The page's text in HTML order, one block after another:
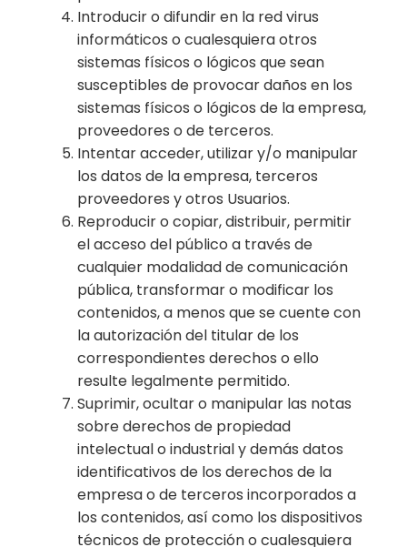
Introducir o difundir en la red virus
informáticos o cualesquiera otros
sistemas físicos o lógicos que sean
susceptibles de provocar daños en los
sistemas físicos o lógicos de la empresa,
proveedores o de terceros.
Intentar acceder, utilizar y/o manipular
los datos de la empresa, terceros
proveedores y otros Usuarios.
Reproducir o copiar, distribuir, permitir
el acceso del público a través de
cualquier modalidad de comunicación
pública, transformar o modificar los
contenidos, a menos que se cuente con
la autorización del titular de los
correspondientes derechos o ello
resulte legalmente permitido.
Suprimir, ocultar o manipular las notas
sobre derechos de propiedad
intelectual o industrial y demás datos
identificativos de los derechos de la
empresa o de terceros incorporados a
los contenidos, así como los dispositivos
técnicos de protección o cualesquiera